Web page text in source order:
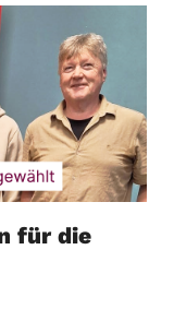
für die